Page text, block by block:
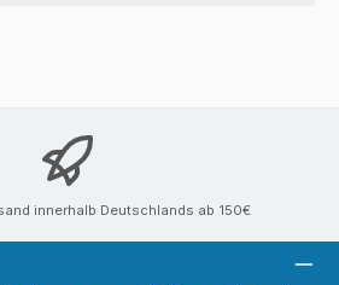
innerhalb Deutschlands ab 150€